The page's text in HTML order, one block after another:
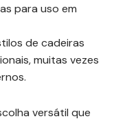
para uso em
de cadeiras
muitas vezes
versátil que